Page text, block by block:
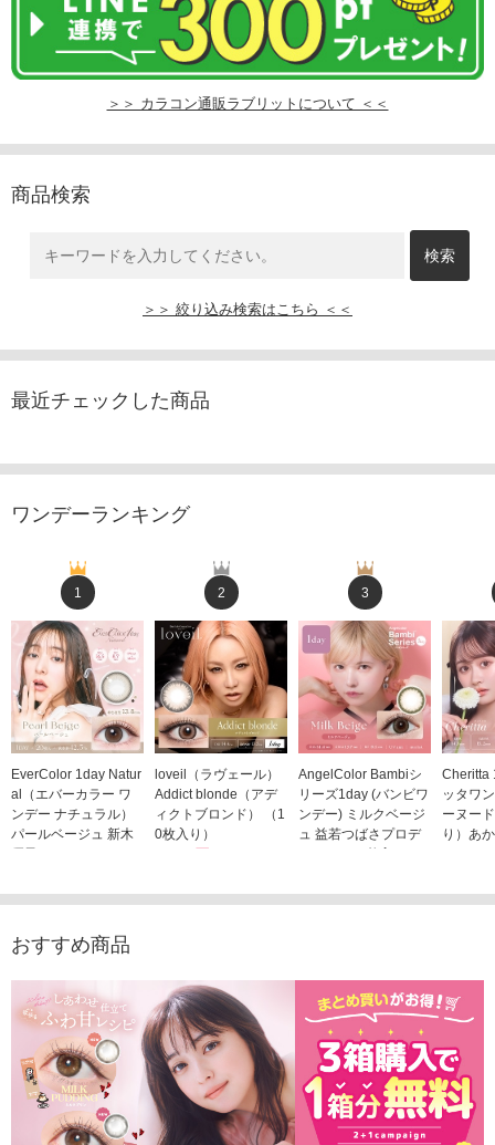
＞＞ カラコン通販ラブリットについて ＜＜
商品検索
＞＞ 絞り込み検索はこちら ＜＜
最近チェックした商品
ワンデーランキング
1
EverColor 1day Natur
al（エバーカラー ワ
ンデー ナチュラル）
パールベージュ 新木
2,598円(税込)
2
loveil（ラヴェール）
Addict blonde（アデ
ィクトブロンド） （1
0枚入り）
3
AngelColor Bambiシ
リーズ1day (バンビワ
ンデー) ミルクベージ
ュ 益若つばさプロデ
Cheritta
ッタワ
ーヌー
り）あ
おすすめ商品